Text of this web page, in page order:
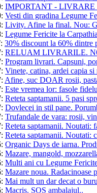
: IMPORTANT - LIVRARE
: Vesti din gradina Legume
: Livity. Afine la final. Nou:
: Legume Fericite la
: 30% discount la 60% dintre
: RELUAM LIVRARILE.
: Program livrari. Capsuni,
: Vinete, catina, ardei capia si
: Afine, suc DOAR rosii,
: Este vremea lor: fasole
: Reteta saptamanii. 5 pasi
: Dovlecei in stil pane.
: Trufandale de vara: rosii,
: Reteta saptamanii. Noutati:
: Reteta saptamanii. Noutati:
: Organic Days de iarna.
: Mazare, mangold,
: Multi ani cu Legume
: Mazare noua. Radacinoase
: Mai mult un dar decat o
: Macris. SOS ambalajul..